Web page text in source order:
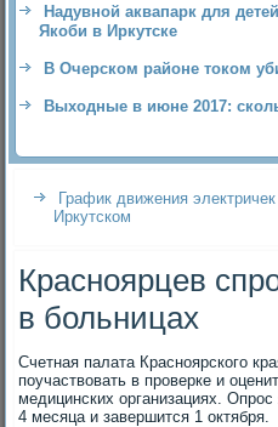
Надувной аквапарк для
Якоби в Иркутске
В Очерском районе током
Выходные в июне 2017:
График движения
Иркутском
Красноярцев
в больницах
Счетная палата Красноярского
поучаствовать в проверке и
медицинских организациях.
4 месяца и завершится 1 октября.